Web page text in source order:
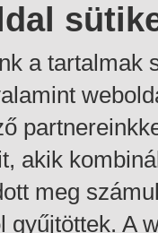
a tartalmak
akik
meg
gyűjtöttek. A